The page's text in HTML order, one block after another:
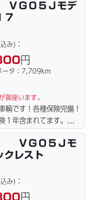
！ｗｅｂローン・カー
ストアまで、お気軽にお
見れます。
ＶＧ０５Ｊモデ
み) ：
円
ータ：7,709km
御座います。
輌です！各種保険完備！
１年含まれてます。全国
す！！（離島の場合は
！ｗｅｂローン・カー
ストアまで、お気軽にお
見れます。
ＶＧ０５Ｊモ
レスト
み) ：
円